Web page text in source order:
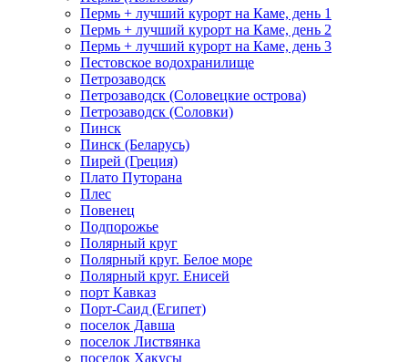
Пермь + лучший курорт на Каме, день 1
Пермь + лучший курорт на Каме, день 2
Пермь + лучший курорт на Каме, день 3
Пестовское водохранилище
Петрозаводск
Петрозаводск (Соловецкие острова)
Петрозаводск (Соловки)
Пинск
Пинск (Беларусь)
Пирей (Греция)
Плато Путорана
Плес
Повенец
Подпорожье
Полярный круг
Полярный круг. Белое море
Полярный круг. Енисей
порт Кавказ
Порт-Саид (Египет)
поселок Давша
поселок Листвянка
поселок Хакусы